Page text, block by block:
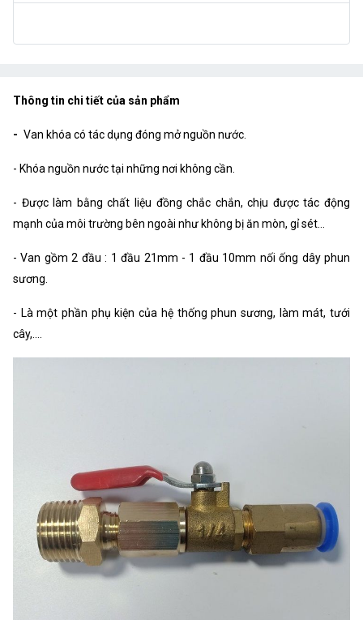
Thông tin chi tiết của sản phẩm
- Van khóa có tác dụng đóng mở nguồn nước.
- Khóa nguồn nước tại những nơi không cần.
- Được làm bằng chất liệu đồng chắc chắn, chịu được tác động
mạnh của môi trường bên ngoài như không bị ăn mòn, gỉ sét…
- Van gồm 2 đầu : 1 đầu 21mm - 1 đầu 10mm nối ống dây phun
sương.
- Là một phần phụ kiện của hệ thống phun sương, làm mát, tưới
cây,....